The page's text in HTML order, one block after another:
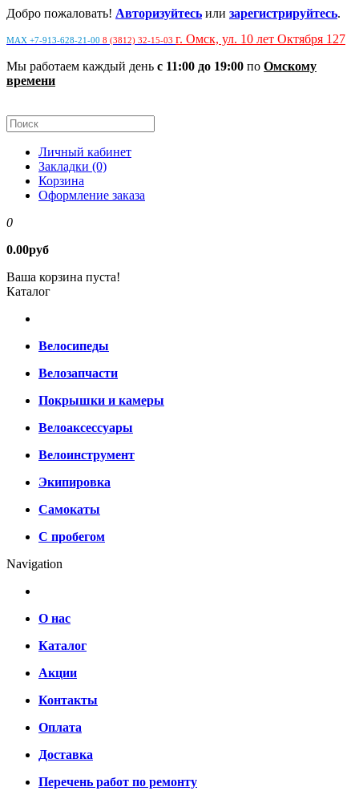
Добро пожаловать! Авторизуйтесь или зарегистрируйтесь.
MAX +7-913-628-21-00 8 (3812) 32-15-03 г. Омск, ул. 10 лет Октября 127
Мы работаем каждый день с 11:00 до 19:00 по Омскому
времени
Личный кабинет
Закладки (0)
Корзина
Оформление заказа
0
0.00руб
Ваша корзина пуста!
Каталог
Велосипеды
Велозапчасти
Покрышки и камеры
Велоаксессуары
Велоинструмент
Экипировка
Самокаты
С пробегом
Navigation
О нас
Каталог
Акции
Контакты
Оплата
Доставка
Перечень работ по ремонту